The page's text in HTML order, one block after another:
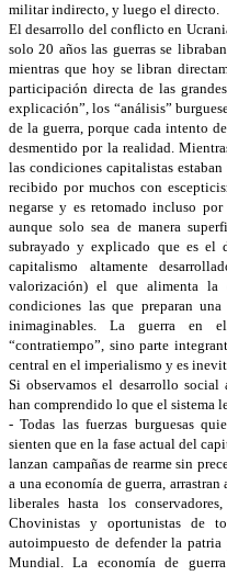
militar indirecto, y luego el directo.
El desarrollo del conflicto en
solo 20 años las guerras se
mientras que hoy se libran
participación directa de las
explicación”, los “análisis”
de la guerra, porque cada intento
desmentido por la realidad.
las condiciones capitalistas
recibido por muchos con
negarse y es retomado incluso
aunque solo sea de manera
subrayado y explicado que es el
capitalismo altamente
valorización) el que alimenta
condiciones las que preparan
inimaginables. La guerra en
“contratiempo”, sino parte
central en el imperialismo y es
Si observamos el desarrollo
han comprendido lo que el sistema
- Todas las fuerzas burguesas
sienten que en la fase actual del
lanzan campañas de rearme sin
a una economía de guerra,
liberales hasta los
Chovinistas y oportunistas de
autoimpuesto de defender la
Mundial. La economía de